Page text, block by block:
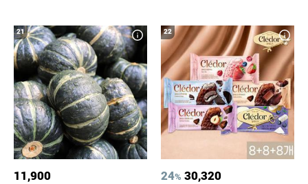
21
11,900
22
24% 30,320